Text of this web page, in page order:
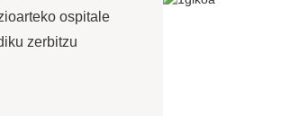
ospitale
zerbitzu